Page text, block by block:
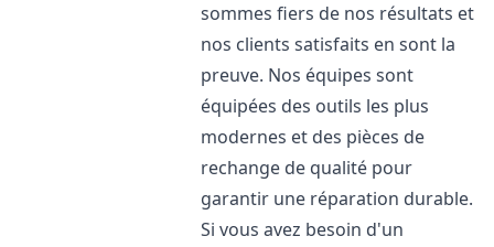
sommes fiers de nos résultats et
nos clients satisfaits en sont la
preuve. Nos équipes sont
équipées des outils les plus
modernes et des pièces de
rechange de qualité pour
garantir une réparation durable.
Si vous avez besoin d'un